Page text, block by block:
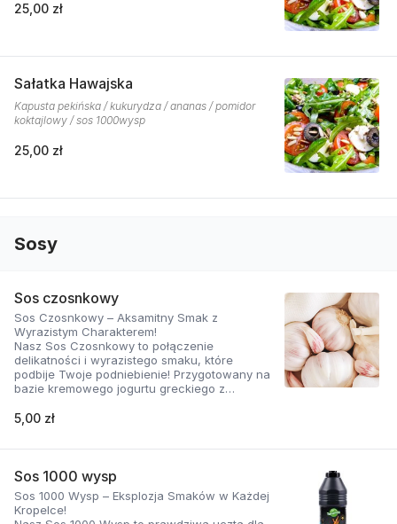
25,00 zł
Sałatka Hawajska
Kapusta pekińska / kukurydza / ananas / pomidor
koktajlowy / sos 1000wysp
25,00 zł
Sosy
Sos czosnkowy
Sos Czosnkowy – Aksamitny Smak z
Wyrazistym Charakterem!
Nasz Sos Czosnkowy to połączenie
delikatności i wyrazistego smaku, które
podbije Twoje podniebienie! Przygotowany na
bazie kremowego jogurtu greckiego z
aromatycznych ziół, zachwyca swoją gładką
Dlaczego ten sos jest wyjątkowy?
Naturalnie kremowy: Jogurt grecki nadaje mu
aksamitną teksturę i lekko kwaskowy posmak,
5,00 zł
Sos 1000 wysp
Sos 1000 Wysp – Eksplozja Smaków w Każdej
Kropelce!